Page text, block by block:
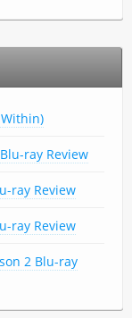
Within)
ray Review
ray Review
ray Review
2 Blu-ray